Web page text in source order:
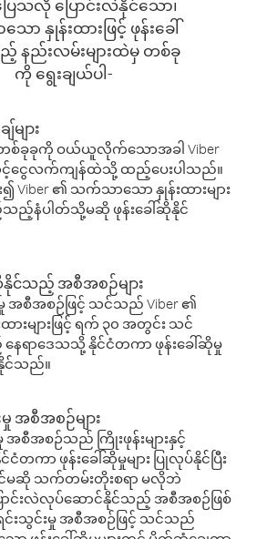
သလို ပြောင်းလဲနိုင်သော၊
ာ နှုန်းထားဖြင့် ဖုန်းခေါ်
နည်းလမ်းများထဲမှ တစ်ခု
ကို ရွေးချယ်ပါ-
ျား
စ်ခုခုကို ဝယ်ယူလိုက်သောအခါ Viber
င့်ငွေလက်ကျန်ထဲသို့ ထည့်ပေးပါသည်။
၏ သက်သာသော နှုန်းထားများ
ည်သည့်နံပါတ်သို့မဆို ဖုန်းခေါ်ဆိုနိုင်
နိုင်သည့် အစီအစဉ်များ
အစီအစဉ်ဖြင့် သင်သည် Viber ၏
းများဖြင့် ရက် ၃၀ အတွင်း သင်
ရာဒေသသို့ နိုင်ငံတကာ ဖုန်းခေါ်ဆိုမှု
င်သည်။
အစီအစဉ်များ
အစီအစဉ်သည် ကြိုးဖုန်းများနှင့်
ငံတကာ ဖုန်းခေါ်ဆိုမှုများ ပြုလုပ်နိုင်ပြီး
ဆို သက်တမ်းတိုးစရာ မလိုဘဲ
ာင်းလဲလုပ်ဆောင်နိုင်သည့် အစီအစဉ်ဖြစ်
င်းသွင်းမှု အစီအစဉ်ဖြင့် သင်သည်